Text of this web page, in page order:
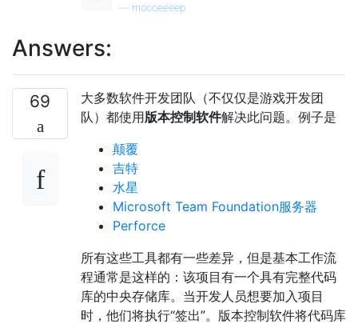
moooeeeep
Answers:
69
大多数软件开发团队（不仅仅是游戏开发团
队）都使用版本控制软件解决此问题。例子是
颠覆
吉特
水星
Microsoft Team Foundation服务器
Perforce
所有这些工具都有一些差异，但是基本工作流
程通常是这样的：该项目有一个具有完整代码
库的中央存储库。当开发人员想要加入项目
时，他们将执行“签出”。版本控制软件将代码库